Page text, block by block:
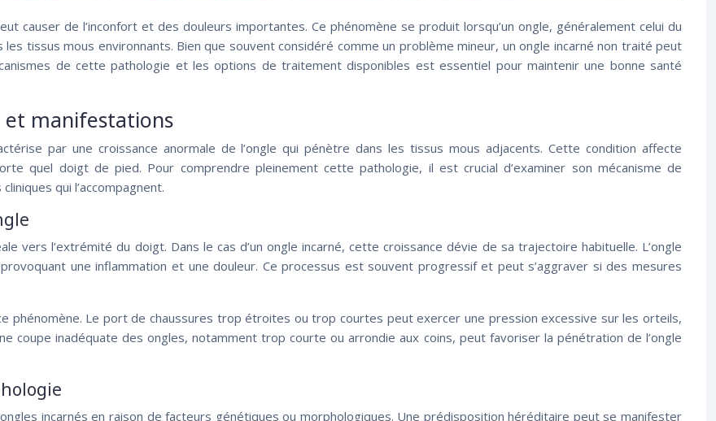
causer de l’inconfort et des douleurs importantes. Ce phénomène se produit lorsqu’un ongle, généralement celui du
tissus mous environnants. Bien que souvent considéré comme un problème mineur, un ongle incarné non traité peut
de cette pathologie et les options de traitement disponibles est essentiel pour maintenir une bonne santé
et manifestations
par une croissance anormale de l’ongle qui pénètre dans les tissus mous adjacents. Cette condition affecte
quel doigt de pied. Pour comprendre pleinement cette pathologie, il est crucial d’examiner son mécanisme de
qui l’accompagnent.
vers l’extrémité du doigt. Dans le cas d’un ongle incarné, cette croissance dévie de sa trajectoire habituelle. L’ongle
une inflammation et une douleur. Ce processus est souvent progressif et peut s’aggraver si des mesures
phénomène. Le port de chaussures trop étroites ou trop courtes peut exercer une pression excessive sur les orteils,
coupe inadéquate des ongles, notamment trop courte ou arrondie aux coins, peut favoriser la pénétration de l’ongle
incarnés en raison de facteurs génétiques ou morphologiques. Une prédisposition héréditaire peut se manifester